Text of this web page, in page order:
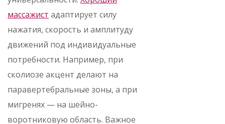
массажист адаптирует силу
нажатия, скорость и амплитуду
движений под индивидуальные
потребности. Например, при
сколиозе акцент делают на
паравертебральные зоны, а при
мигренях — на шейно-
воротниковую область. Важное